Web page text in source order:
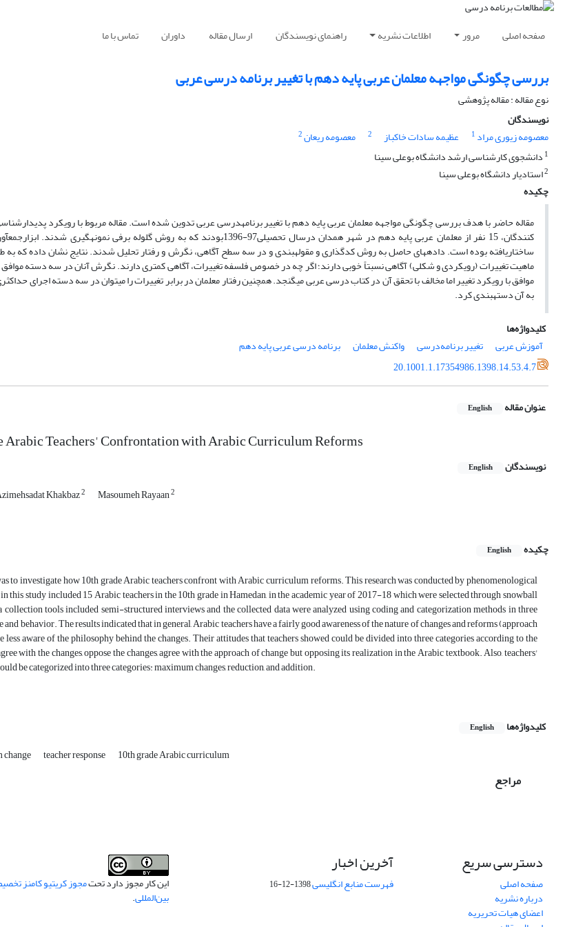
صفحه اصلی مرور اطلاعات نشریه راهنمای نویسندگان ارسال مقاله داوران تماس با ما
بررسی چگونگی مواجهه معلمان عربی پایه دهم با تغییر برنامه درسی عربی
نوع مقاله : مقاله پژوهشی
نویسندگان
معصومه زیوری مراد 1 عظیمه سادات خاکباز 2 معصومه ریعان2
1 دانشجوی کارشناسی ارشد دانشگاه بوعلی سینا
2استادیار دانشگاه بوعلی سینا
چکیده
مقاله حاضر با هدف بررسی چگونگی مواجهه معلمان عربی پایه دهم با تغییر برنامه­درسی عربی تدوین شده است. مقاله مربوط با رویکرد
کنندگان، 15 نفر از معلمان عربی پایه دهم در شهر همدان درسال تحصیلی97-1396بودند که به روش گلوله برفی
ساختاریافته بوده است. داده­های حاصل به روش کدگذاری و مقوله­بندی و در سه سطح آگاهی، نگرش و رفتار تحلیل شدند. نتایج نشان داده که به
ماهیت تغییرات (رویکردی و شکلی) آگاهی نسبتاً خوبی دارند؛ اگر چه در خصوص فلسفه تغییرات، آگاهی کمتری دارند. نگرش آنان در سه دسته موافق
موافق با رویکرد تغییر اما مخالف با تحقق آن در کتاب درسی عربی می­گنجد. همچنین رفتار معلمان در برابر تغییرات را می­توان در سه دسته اجرای
به آن دسته­بندی کرد.
کلیدواژه‌ها
آموزش عربی
تغییر برنامه‌درسی واکنش معلمان
برنامه درسی عربی پایه دهم
20.1001.1.17354986.1398.14.53.4.7
عنوان مقاله English
Arabic Teachers' Confrontation with Arabic Curriculum Reforms
نویسندگان English
Khakbaz2 Masoumeh Rayaan2
چکیده
English
to investigate how 10th grade Arabic teachers confront with Arabic curriculum reforms. This research was conducted by phenomenological
this study included 15 Arabic teachers in the 10th grade in Hamedan, in the academic year of 2017-18 which were selected through snowball
tools included semi-structured interviews and the collected data were analyzed using coding and categorization methods in three
behavior. The results indicated that in general, Arabic teachers have a fairly good awareness of the nature of changes and reforms (approach
less aware of the philosophy behind the changes. Their attitudes that teachers showed could be divided into three categories according to the
with the changes, oppose the changes, agree with the approach of change but opposing its realization in the Arabic textbook. Also, teachers'
be categorized into three categories: maximum changes, reduction, and addition.
کلیدواژه‌ها English
teacher response 10th grade Arabic curriculum
مراجع
دسترسی سریع
صفحه اصلی
درباره نشریه
اعضای هیات تحریریه
آخرین اخبار
فهرست منابع انگلیسی1398-12-16 این کار مجوز دارد تحت
بین‌المللی.